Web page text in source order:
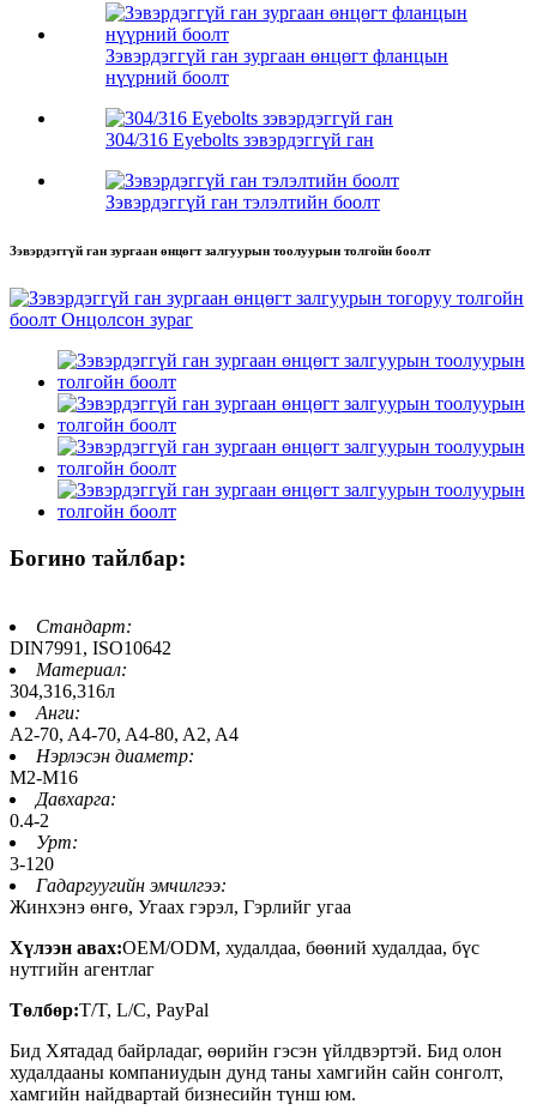
Зэвэрдэггүй ган зургаан өнцөгт фланцын
нүүрний боолт
304/316 Eyebolts зэвэрдэггүй ган
Зэвэрдэггүй ган тэлэлтийн боолт
Зэвэрдэггүй ган зургаан өнцөгт залгуурын тоолуурын толгойн боолт
Богино тайлбар:
Стандарт:
DIN7991, ISO10642
Материал:
304,316,316л
Анги:
A2-70, A4-70, A4-80, A2, A4
Нэрлэсэн диаметр:
М2-М16
Давхарга:
0.4-2
Урт:
3-120
Гадаргуугийн эмчилгээ:
Жинхэнэ өнгө, Угаах гэрэл, Гэрлийг угаа
Хүлээн авах:OEM/ODM, худалдаа, бөөний худалдаа, бүс
нутгийн агентлаг
Төлбөр:T/T, L/C, PayPal
Бид Хятадад байрладаг, өөрийн гэсэн үйлдвэртэй. Бид олон
худалдааны компаниудын дунд таны хамгийн сайн сонголт,
хамгийн найдвартай бизнесийн түнш юм.